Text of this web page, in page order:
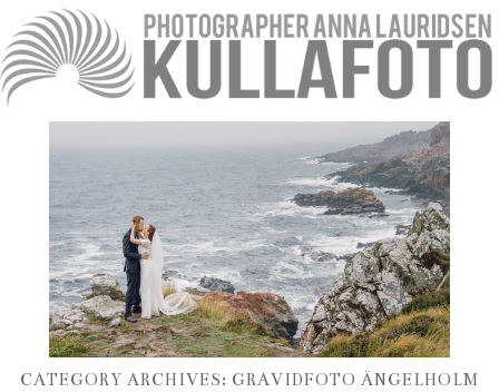
CATEGORY ARCHIVES: GRAVIDFOTO ÄNGELHOLM